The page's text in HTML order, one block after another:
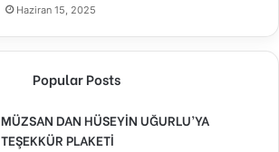
Haziran 15, 2025
Popular Posts
MÜZSAN DAN HÜSEYİN UĞURLU’YA
TEŞEKKÜR PLAKETİ